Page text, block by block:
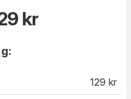
kr
129 kr